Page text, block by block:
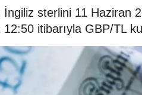
İngiliz sterlini 11 Haziran
itibarıyla GBP/TL